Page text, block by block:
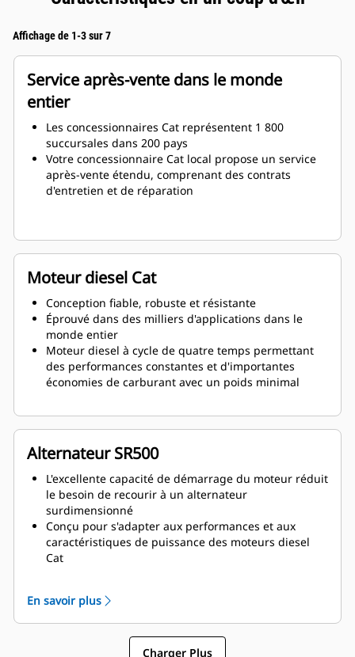
Affichage de 1-3 sur 7
Service après-vente dans le monde
entier
Les concessionnaires Cat représentent 1 800
succursales dans 200 pays
Votre concessionnaire Cat local propose un service
après-vente étendu, comprenant des contrats
d'entretien et de réparation
Moteur diesel Cat
Conception fiable, robuste et résistante
Éprouvé dans des milliers d'applications dans le
monde entier
Moteur diesel à cycle de quatre temps permettant
des performances constantes et d'importantes
économies de carburant avec un poids minimal
Alternateur SR500
L'excellente capacité de démarrage du moteur réduit
le besoin de recourir à un alternateur
surdimensionné
Conçu pour s'adapter aux performances et aux
caractéristiques de puissance des moteurs diesel
Cat
En savoir plus
Charger Plus